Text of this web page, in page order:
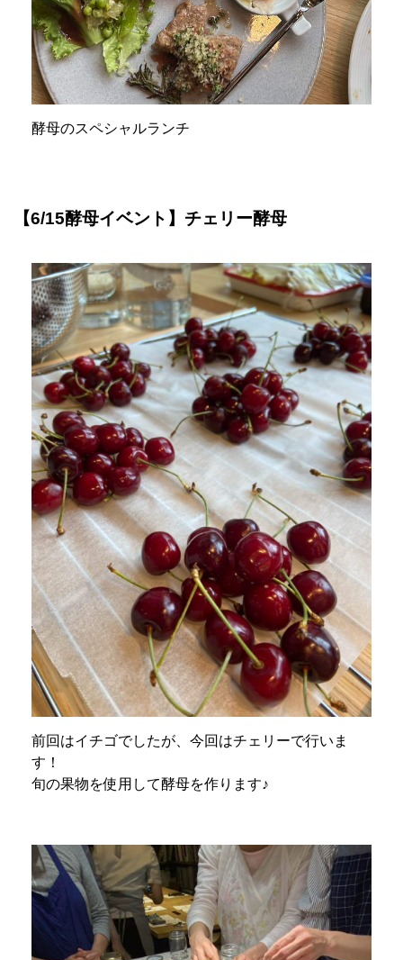
酵母のスペシャルランチ
【6/15酵母イベント】チェリー酵母
前回はイチゴでしたが、今回はチェリーで行いま
す！
旬の果物を使用して酵母を作ります♪